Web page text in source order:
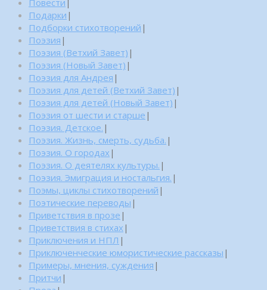
Подарки |
Подборки стихотворений |
Поэзия |
Поэзия (Ветхий Завет) |
Поэзия (Новый Завет) |
Поэзия для Андрея |
Поэзия для детей (Ветхий Завет) |
Поэзия для детей (Новый Завет) |
Поэзия от шести и старше |
Поэзия. Детское. |
Поэзия. Жизнь, смерть, судьба. |
Поэзия. О городах |
Поэзия. О деятелях культуры. |
Поэзия. Эмиграция и ностальгия. |
Поэмы, циклы стихотворений |
Поэтические переводы |
Приветствия в прозе |
Приветствия в стихах |
Приключения и НПЛ |
Приключенческие юмористические рассказы |
Примеры, мнения, суждения |
Притчи |